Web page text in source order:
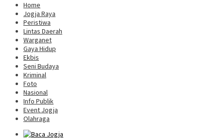
Home
Jogja Raya
Peristiwa
Lintas Daerah
Warganet
Gaya Hidup
Ekbis
Seni Budaya
Kriminal
Foto
Nasional
Info Publik
Event Jogja
Olahraga